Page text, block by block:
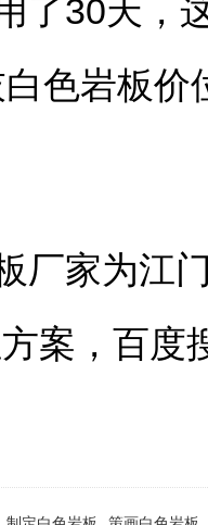
了30天，
色岩板
厂家为江
案，百度